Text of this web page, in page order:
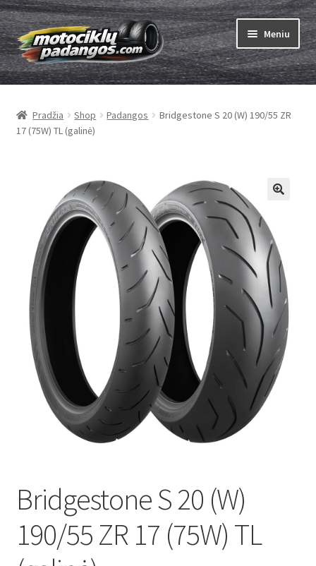
Pereiti
prie
meniu
Pereiti
prie
turinio
Meniu
Padangos
menu
Kameros
menu
Kaip užsisakyti
Testų
Brand
sub-
menu
Kontaktai
Pradžia Shop Padangos
Bridgestone S 20 (W) 190/55 ZR
17 (75W) TL (galinė)
Bridgestone S 20 (W)
190/55 ZR 17 (75W) TL